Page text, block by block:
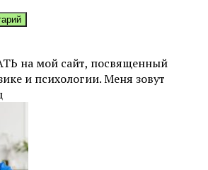
на мой сайт, посвященный
и психологии. Меня зовут